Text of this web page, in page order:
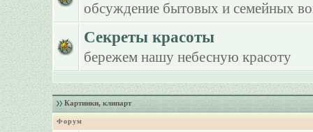
обсуждение бытовых и семейных
Секреты красоты
бережем нашу небесную красоту
Картинки, клипарт
Форум